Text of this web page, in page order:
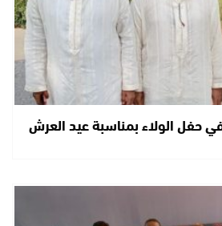
حفل الولاء بمناسبة عيد العرش